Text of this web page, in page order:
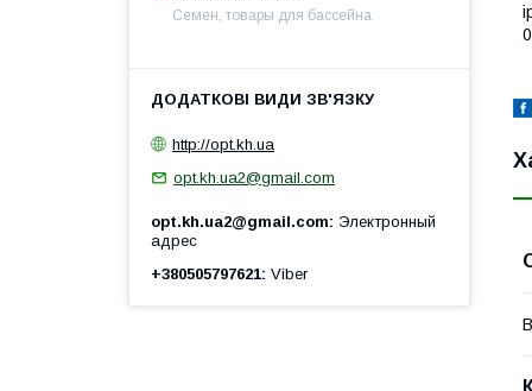
Семен, товары для бассейна
http://opt.kh.ua
opt.kh.ua2@gmail.com
opt.kh.ua2@gmail.com
Электронный
адрес
+380505797621 Viber